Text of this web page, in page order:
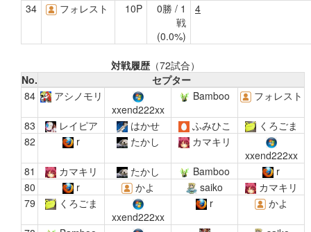
34 フォレスト 10P
0勝 / 1
戦
(0.0%)
4
対戦履歴 （72試合）
No.
セプター
84
アシノモリ
xxend222xx
Bamboo フォレスト
83 レイピア はかせ ふみひこ
くろごま
82
r たかし
カマキリ
xxend222xx
81
カマキリ たかし Bamboo
r
80
r かよ saiko
カマキリ
79
くろごま
xxend222xx
r かよ